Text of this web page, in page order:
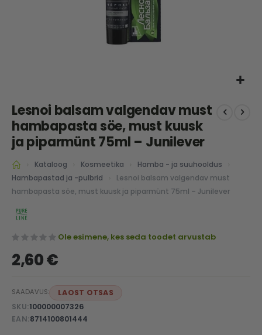
to
the
beginning
of
the
images
gallery
Lesnoi balsam valgendav must
hambapasta söe, must kuusk
ja piparmünt 75ml – Junilever
Kataloog Kosmeetika
Hamba - ja suuhooldus
Hambapastad ja -pulbrid
Lesnoi balsam valgendav must
hambapasta söe, must kuusk ja piparmünt 75ml – Junilever
Ole esimene, kes seda toodet arvustab
2,60 €
SAADAVUS:
LAOST OTSAS
SKU 100000007326
EAN 8714100801444